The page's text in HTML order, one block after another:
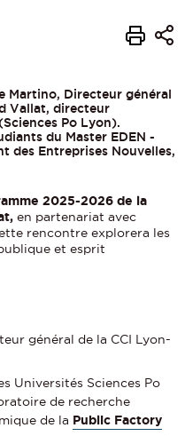
Martino, Directeur général
Vallat, directeur
Po Lyon).
du Master EDEN -
des Entreprises Nouvelles,
2025-2026 de la
en partenariat avec
rencontre explorera les
et esprit
général de la CCI Lyon-
Universités Sciences Po
de recherche
de la Public Factory